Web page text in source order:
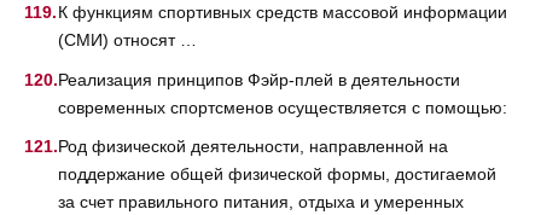
К функциям спортивных средств массовой информации
(СМИ) относят …
Реализация принципов Фэйр-плей в деятельности
современных спортсменов осуществляется с помощью:
Род физической деятельности, направленной на
поддержание общей физической формы, достигаемой
за счет правильного питания, отдыха и умеренных